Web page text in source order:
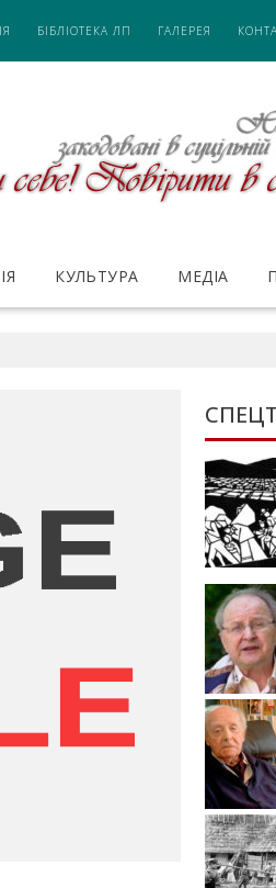
БІБЛІОТЕКА ЛП ГАЛЕРЕЯ
КУЛЬТУРА МЕДІА